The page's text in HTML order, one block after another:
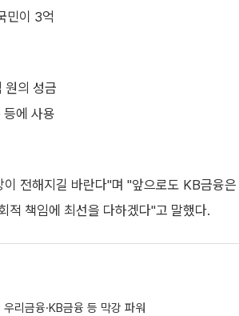
민이 3억
원의 성금
에 사용
전해지길 바란다"며 "앞으로도 KB금융은
적 책임에 최선을 다하겠다"고 말했다.
리금융·KB금융 등 막강 파워